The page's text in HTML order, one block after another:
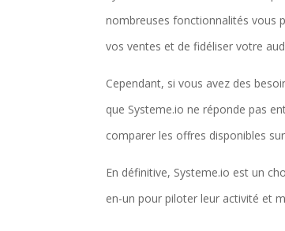
nombreuses fonctionnalités vous
vos ventes et de fidéliser votre
Cependant, si vous avez des
que Systeme.io ne réponde pas
comparer les offres disponibles
En définitive, Systeme.io est un
en-un pour piloter leur activité et